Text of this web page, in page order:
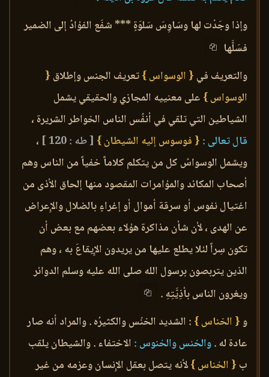
وإذا وجَدْت لها وسَاوِسَ سَلوَةٍ *** شفَع الفؤادُ إلى الضمير
فسَلَّها
والتعريف في { الوسواس }تعريف الجنس وإطلاق {
الوسواس } على معنييه المجازي والحقيقي يشمل
الشياطين التي تلقي في أنفُس الناس الخواطر الشريرة ،
قال تعالى : { فوسوس إليه الشيطان } [ طه : 120 ]
،
ويشمل الوسواسُ كل من يتكلم كلاماً خفياً من الناس وهم
أصحاب المكائد والمؤامرات المقصود منها إلحاق الأذى من
اغتيال نفوس أو سرقة أموال أو إغراءٍ بالضلال والإِعراض
عن الهدى ، لأن شأن مذاكرة هؤلاء بعضهم مع بعض أن
تكون سِراً لئلا يطلع عليها من يريدون الإِيقاعَ به ، وهم
الذين يتربصون برسول الله صلى الله عليه وسلم الدوائر
ويغرون الناس بأذِيَّتِهِ .
و{ الخناس } : الشديد الخنْس والكثيرُه . والمراد أنه صار
عادة له .والخنس والخنوس : الاختفاء . والشيطان يلقب
ب { الخناس }لأنه يتصل بعقل الإِنسان وعزمه من غير